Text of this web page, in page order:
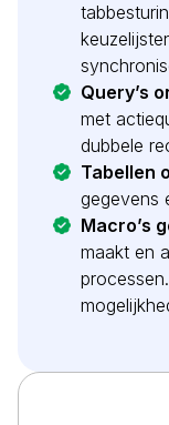
Query’s
met
dubbele
Tabellen
gegevens
Macro’s
maakt en